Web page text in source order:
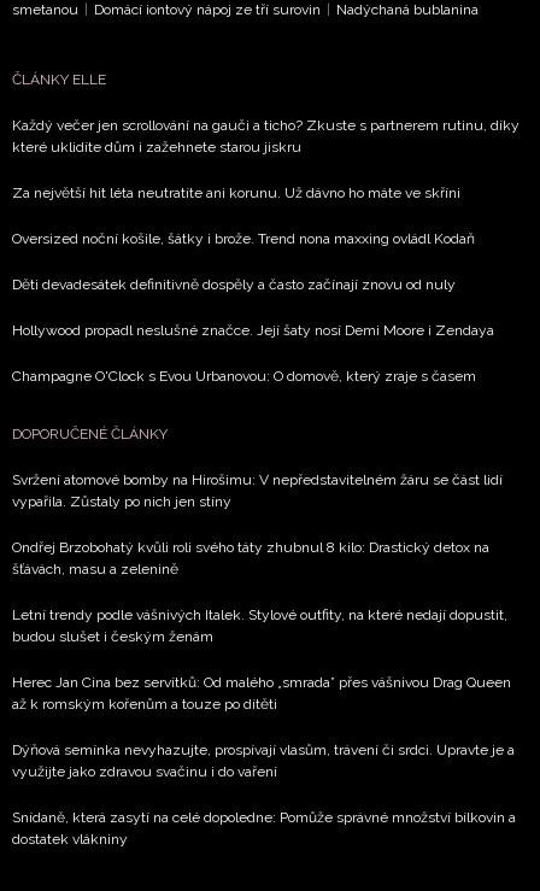
smetanou
Domácí iontový nápoj ze tří surovin Nadýchaná bublanina
ČLÁNKY ELLE
Každý večer jen scrollování na gauči a ticho? Zkuste s partnerem rutinu, díky
které uklidíte dům i zažehnete starou jiskru
Za největší hit léta neutratíte ani korunu. Už dávno ho máte ve skříni
Oversized noční košile, šátky i brože. Trend nona maxxing ovládl Kodaň
Děti devadesátek definitivně dospěly a často začínají znovu od nuly
Hollywood propadl neslušné značce. Její šaty nosí Demi Moore i Zendaya
Champagne O'Clock s Evou Urbanovou: O domově, který zraje s časem
DOPORUČENÉ ČLÁNKY
Svržení atomové bomby na Hirošimu: V nepředstavitelném žáru se část lidí
vypařila. Zůstaly po nich jen stíny
Ondřej Brzobohatý kvůli roli svého táty zhubnul 8 kilo: Drastický detox na
šťávách, masu a zelenině
Letní trendy podle vášnivých Italek. Stylové outfity, na které nedají dopustit,
budou slušet i českým ženám
Herec Jan Cina bez servítků: Od malého „smrada” přes vášnivou Drag Queen
až k romským kořenům a touze po dítěti
Dýňová semínka nevyhazujte, prospívají vlasům, trávení či srdci. Upravte je a
využijte jako zdravou svačinu i do vaření
Snídaně, která zasytí na celé dopoledne: Pomůže správné množství bílkovin a
dostatek vlákniny